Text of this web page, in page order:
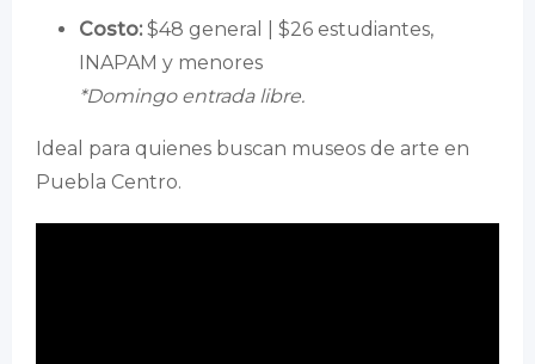
Costo:$48 general | $26 estudiantes,
INAPAM y menores
*Domingo entrada libre.
Ideal para quienes buscan museos de arte en
Puebla Centro.